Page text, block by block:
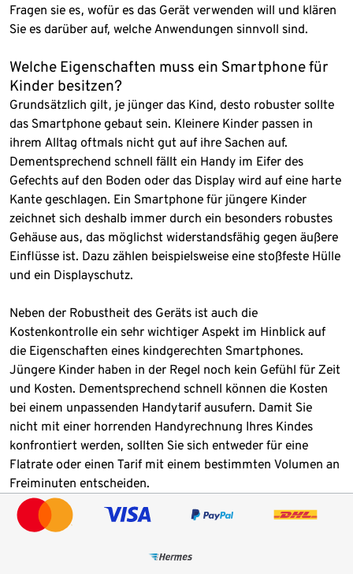
Fragen sie es, wofür es das Gerät verwenden will und klären
Sie es darüber auf, welche Anwendungen sinnvoll sind.
Welche Eigenschaften muss ein Smartphone für
Kinder besitzen?
Grundsätzlich gilt, je jünger das Kind, desto robuster sollte
das Smartphone gebaut sein. Kleinere Kinder passen in
ihrem Alltag oftmals nicht gut auf ihre Sachen auf.
Dementsprechend schnell fällt ein Handy im Eifer des
Gefechts auf den Boden oder das Display wird auf eine harte
Kante geschlagen. Ein Smartphone für jüngere Kinder
zeichnet sich deshalb immer durch ein besonders robustes
Gehäuse aus, das möglichst widerstandsfähig gegen äußere
Einflüsse ist. Dazu zählen beispielsweise eine stoßfeste Hülle
und ein Displayschutz.
Neben der Robustheit des Geräts ist auch die
Kostenkontrolle ein sehr wichtiger Aspekt im Hinblick auf
die Eigenschaften eines kindgerechten Smartphones.
Jüngere Kinder haben in der Regel noch kein Gefühl für Zeit
und Kosten. Dementsprechend schnell können die Kosten
bei einem unpassenden Handytarif ausufern. Damit Sie
nicht mit einer horrenden Handyrechnung Ihres Kindes
konfrontiert werden, sollten Sie sich entweder für eine
Flatrate oder einen Tarif mit einem bestimmten Volumen an
Freiminuten entscheiden.